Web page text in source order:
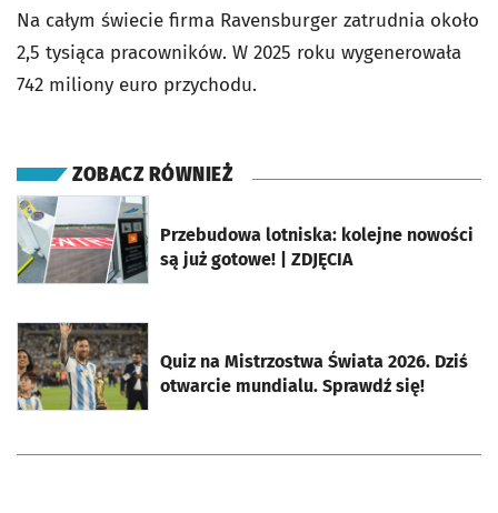
Na całym świecie firma Ravensburger zatrudnia około
2,5 tysiąca pracowników. W 2025 roku wygenerowała
742 miliony euro przychodu.
ZOBACZ RÓWNIEŻ
Przebudowa lotniska: kolejne nowości
są już gotowe! | ZDJĘCIA
otworzy się w nowej karcie
Quiz na Mistrzostwa Świata 2026. Dziś
otwarcie mundialu. Sprawdź się!
otworzy się w nowej karcie